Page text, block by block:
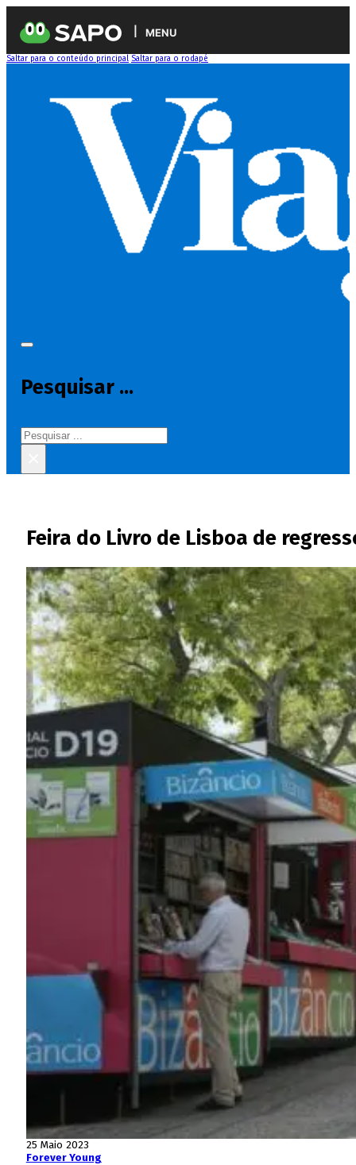
MENU
Saltar para o conteúdo principal Saltar para o rodapé
Pesquisar ...
Pesquisar
Feira do Livro de Lisboa de
25 Maio 2023
Forever Young